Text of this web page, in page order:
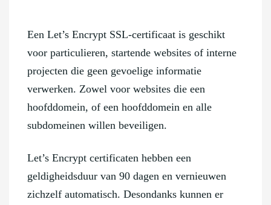
Een Let’s Encrypt SSL-certificaat is geschikt
voor particulieren, startende websites of interne
projecten die geen gevoelige informatie
verwerken. Zowel voor websites die een
hoofddomein, of een hoofddomein en alle
subdomeinen willen beveiligen.
Let’s Encrypt certificaten hebben een
geldigheidsduur van 90 dagen en vernieuwen
zichzelf automatisch. Desondanks kunnen er